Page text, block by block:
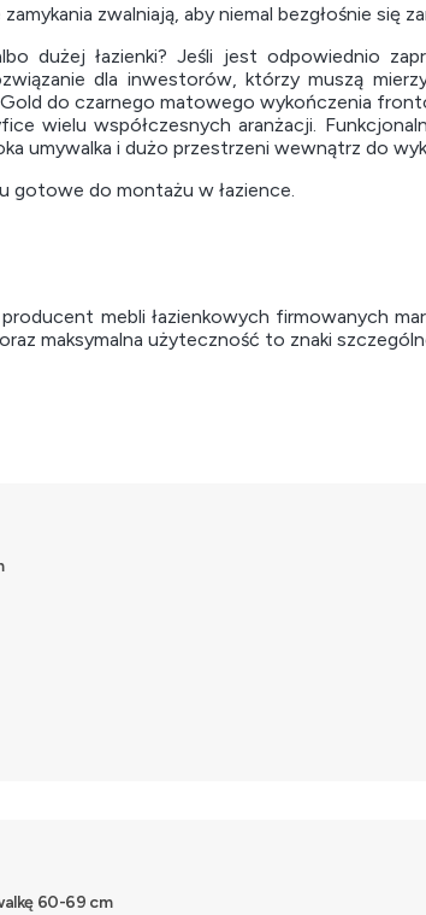
zwalniają, aby niemal bezgłośnie się
dużej łazienki? Jeśli jest odpowiednio
dla inwestorów, którzy muszą
do czarnego matowego wykończenia
wielu współczesnych aranżacji.
umywalka i dużo przestrzeni wewnątrz do
gotowe do montażu w łazience.
mebli łazienkowych firmowanych
maksymalna użyteczność to znaki
60-69 cm